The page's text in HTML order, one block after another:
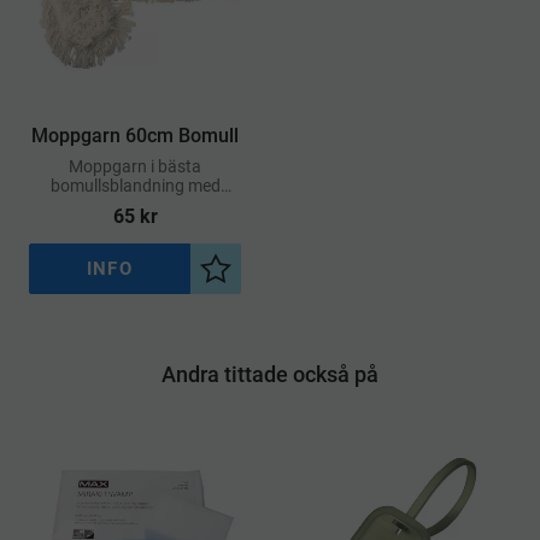
Moppgarn 60cm Bomull
Moppgarn i bästa
bomullsblandning med
ficka. Garnet är krympfritt
och tål att tvättas i 95°C.
Lämplig för torrmoppning
65kr
Lägg till i önskelista
INFO
Andra tittade också på